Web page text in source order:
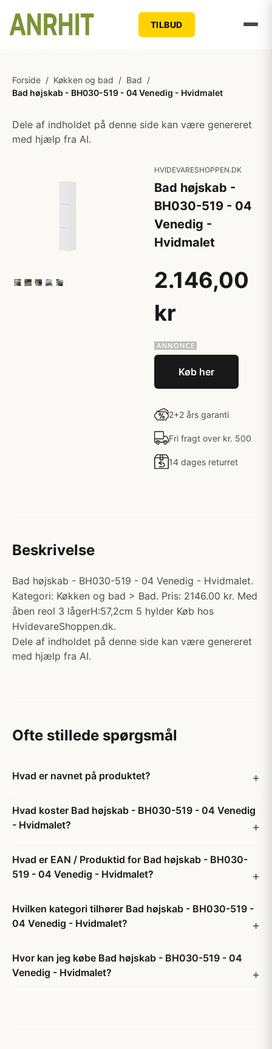
TILBUD
Forside / Køkken og bad / Bad /
Bad højskab - BH030-519 - 04 Venedig - Hvidmalet
Dele af indholdet på denne side kan være genereret
med hjælp fra AI.
HVIDEVARESHOPPEN.DK
Bad højskab -
BH030-519 - 04
Venedig -
Hvidmalet
2.146,00
kr
Køb her
2+2 års garanti
Fri fragt over kr. 500
14 dages returret
Beskrivelse
Bad højskab - BH030-519 - 04 Venedig - Hvidmalet.
Kategori: Køkken og bad > Bad. Pris: 2146.00 kr. Med
åben reol 3 lågerH:57,2cm 5 hylder Køb hos
HvidevareShoppen.dk.
Dele af indholdet på denne side kan være genereret
med hjælp fra AI.
Ofte stillede spørgsmål
Hvad er navnet på produktet?
Hvad koster Bad højskab - BH030-519 - 04 Venedig
- Hvidmalet?
Hvad er EAN / Produktid for Bad højskab - BH030-
519 - 04 Venedig - Hvidmalet?
Hvilken kategori tilhører Bad højskab - BH030-519 -
04 Venedig - Hvidmalet?
Hvor kan jeg købe Bad højskab - BH030-519 - 04
Venedig - Hvidmalet?